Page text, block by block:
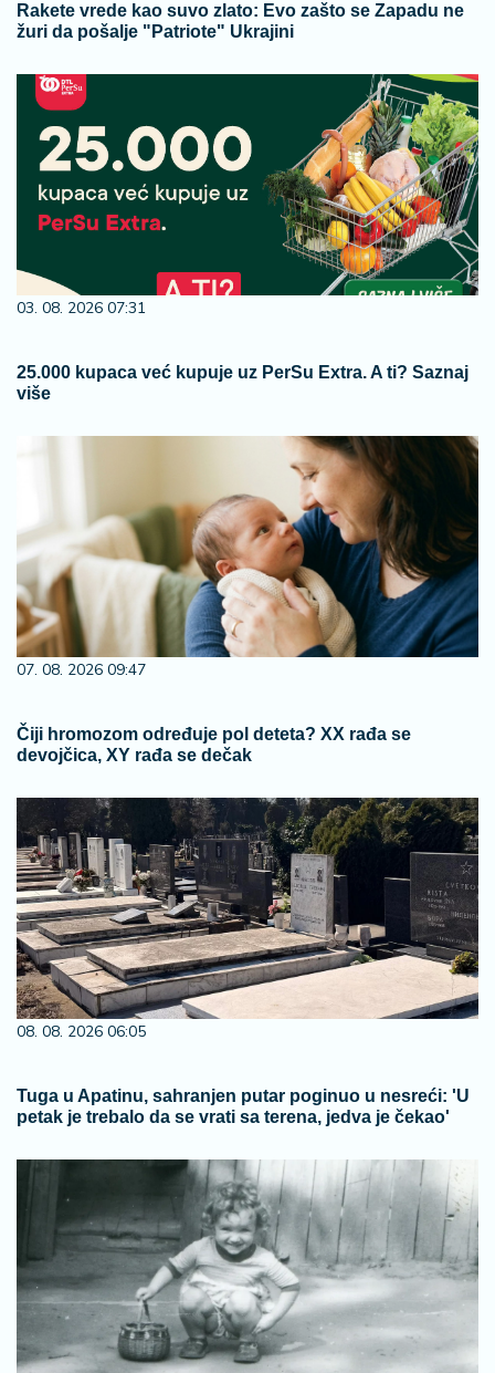
Rakete vrede kao suvo zlato: Evo zašto se Zapadu ne
žuri da pošalje "Patriote" Ukrajini
03. 08. 2026 07:31
25.000 kupaca već kupuje uz PerSu Extra. A ti? Saznaj
više
07. 08. 2026 09:47
Čiji hromozom određuje pol deteta? XX rađa se
devojčica, XY rađa se dečak
08. 08. 2026 06:05
Tuga u Apatinu, sahranjen putar poginuo u nesreći: 'U
petak je trebalo da se vrati sa terena, jedva je čekao'